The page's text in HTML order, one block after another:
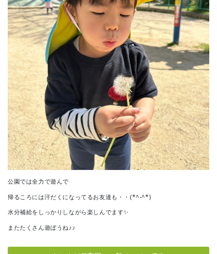
公園では全力で遊んで
帰るころには汗だくになってるお友達も・・(*^-^*)
水分補給をしっかりしながら楽しんでます✨
またたくさん遊ぼうね♪♪